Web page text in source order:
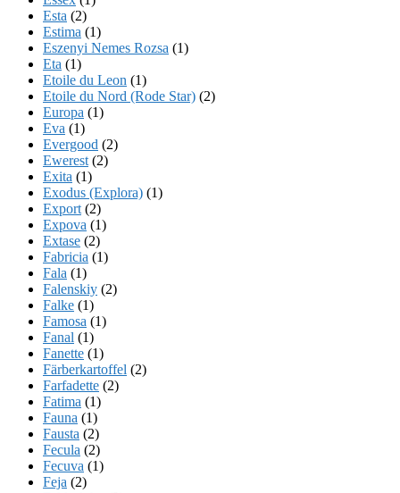
Esta (2)
Estima (1)
Eszenyi Nemes Rozsa (1)
Eta (1)
Etoile du Leon (1)
Etoile du Nord (Rode Star) (2)
Europa (1)
Eva (1)
Evergood (2)
Ewerest (2)
Exita (1)
Exodus (Explora) (1)
Export (2)
Expova (1)
Extase (2)
Fabricia (1)
Fala (1)
Falenskiy (2)
Falke (1)
Famosa (1)
Fanal (1)
Fanette (1)
Färberkartoffel (2)
Farfadette (2)
Fatima (1)
Fauna (1)
Fausta (2)
Fecula (2)
Fecuva (1)
Feja (2)